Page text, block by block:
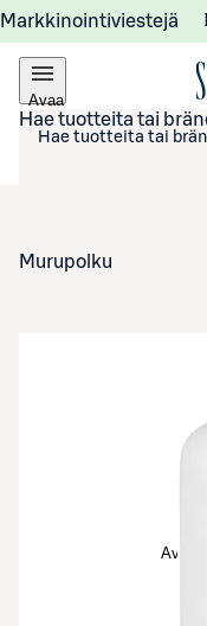
Markkinointiviestejä
Avaa
valikko
Hae tuotteita tai
Murupolku
Avaa